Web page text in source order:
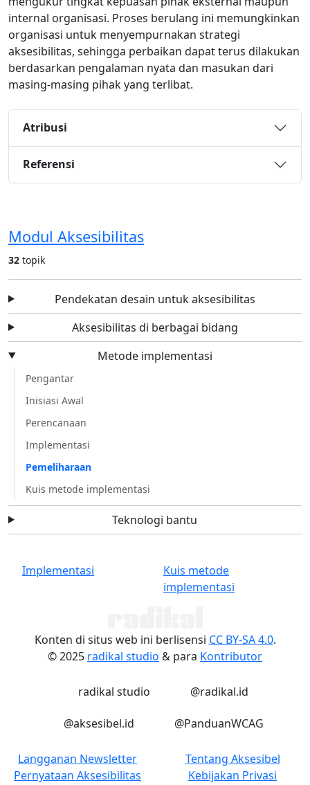
internal organisasi. Proses berulang ini memungkinkan
organisasi untuk menyempurnakan strategi
aksesibilitas, sehingga perbaikan dapat terus dilakukan
berdasarkan pengalaman nyata dan masukan dari
masing-masing pihak yang terlibat.
Atribusi
Referensi
Modul Aksesibilitas
32 topik
Pendekatan desain untuk aksesibilitas
Aksesibilitas di berbagai bidang
Metode implementasi
Pengantar
Inisiasi Awal
Perencanaan
Implementasi
Pemeliharaan
Kuis metode implementasi
Teknologi bantu
Implementasi
Kuis metode
implementasi
Konten di situs web ini berlisensi CC BY-SA 4.0.
© 2025 radikal studio & para Kontributor
LinkedIn
radikal studio Instagram
@radikal.id
Instagram
@aksesibel.id Instagram
@PanduanWCAG
Langganan Newsletter
Tentang Aksesibel
Pernyataan Aksesibilitas
Kebijakan Privasi